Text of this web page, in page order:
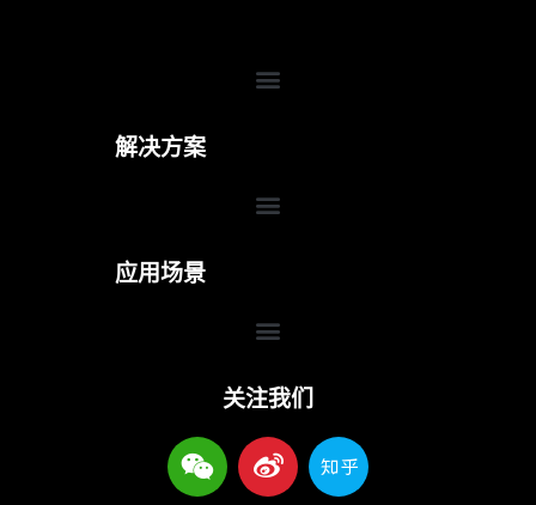
Menu
解决方案
Menu
应用场景
Menu
关注我们
W
e
W
e
Z
h